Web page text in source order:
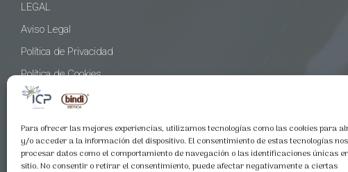
Para ofrecer las mejores experiencias, utilizamos tecnologías como las cookies para
y/o acceder a la información del dispositivo. El consentimiento de estas tecnologías
procesar datos como el comportamiento de navegación o las identificaciones únicas
sitio. No consentir o retirar el consentimiento, puede afectar negativamente a ciertas
LEGAL
Aviso Legal
Política de Privacidad
Política de Cookies
CONTACTO
C/Nicaragua 74-76, Bajos, 08029 Barcelona